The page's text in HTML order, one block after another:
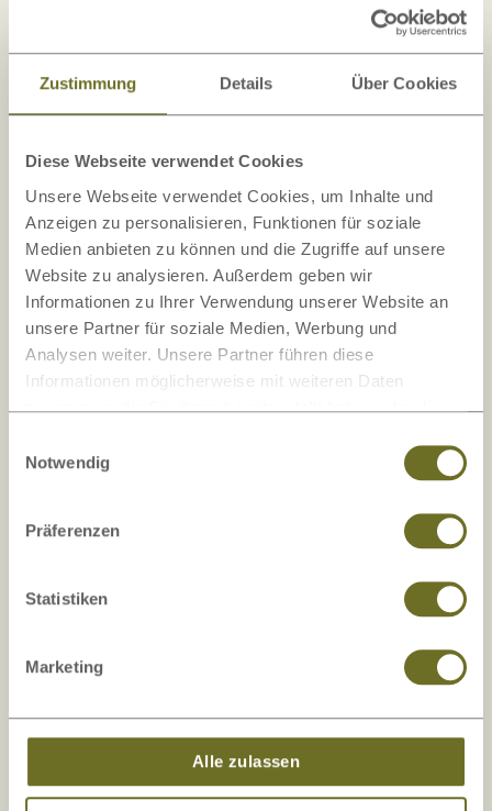
Zustimmung Details Über Cookies
Diese Webseite verwendet Cookies
Unsere Webseite verwendet Cookies, um Inhalte und
Anzeigen zu personalisieren, Funktionen für soziale
Medien anbieten zu können und die Zugriffe auf unsere
Website zu analysieren. Außerdem geben wir
Informationen zu Ihrer Verwendung unserer Website an
unsere Partner für soziale Medien, Werbung und
Analysen weiter. Unsere Partner führen diese
Informationen möglicherweise mit weiteren Daten
zusammen, die Sie ihnen bereitgestellt haben oder die
haben.
Notwendig
Präferenzen
Statistiken
Marketing
Alle zulassen
6 Wochen Geld-zurück-Garantie
Versandkostenfrei